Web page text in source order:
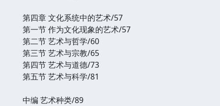
第四章 文化系统中的艺术/57
第一节 作为文化现象的艺术/57
第二节 艺术与哲学/60
第三节 艺术与宗教/65
第四节 艺术与道德/73
第五节 艺术与科学/81
中编 艺术种类/89